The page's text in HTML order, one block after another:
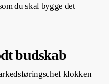
du skal bygge det
budskab
klokken